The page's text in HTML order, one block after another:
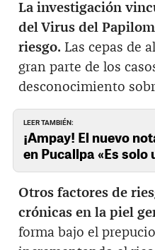
La investigación
del Virus del
riesgo. Las cepas de
gran parte de los
desconocimiento
LEER TAMBIÉN:
¡Ampay! El nuevo
en Pucallpa «Es solo
Otros factores de
crónicas en la piel
forma bajo el